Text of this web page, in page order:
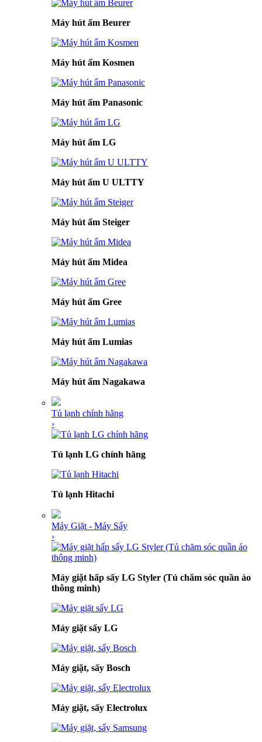
Máy hút ẩm Beurer
Máy hút ẩm Kosmen
Máy hút ẩm Panasonic
Máy hút ẩm LG
Máy hút ẩm U ULTTY
Máy hút ẩm Steiger
Máy hút ẩm Midea
Máy hút ẩm Gree
Máy hút ẩm Lumias
Máy hút ẩm Nagakawa
Tủ lạnh chính hãng
›
Tủ lạnh LG chính hãng
Tủ lạnh Hitachi
Máy Giặt - Máy Sấy
›
Máy giặt hấp sấy LG Styler (Tủ chăm sóc quần áo
thông minh)
Máy giặt sấy LG
Máy giặt, sấy Bosch
Máy giặt, sấy Electrolux